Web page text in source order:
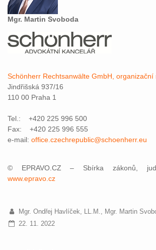
Mgr. Martin Svoboda
Schönherr Rechtsanwälte GmbH, organizační
Jindřišská 937/16
110 00 Praha 1
Tel.: +420 225 996 500
Fax: +420 225 996 555
e-mail: office.czechrepublic@schoenherr.eu
© EPRAVO.CZ – Sbírka zákonů,
www.epravo.cz
Mgr. Ondřej Havlíček, LL.M., Mgr. Martin
22. 11. 2022